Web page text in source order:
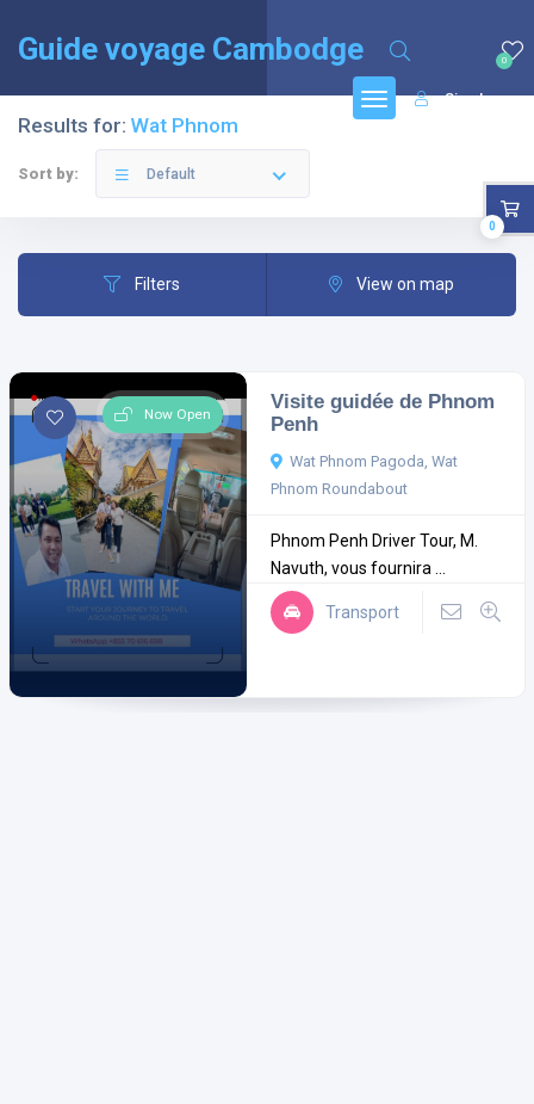
Guide voyage Cambodge 0
Sign In
Results for: Wat Phnom
Sort by: Default
Filters View on map
Now Open
Visite guidée de Phnom
Penh
Wat Phnom Pagoda, Wat
Phnom Roundabout
Phnom Penh Driver Tour, M.
Navuth, vous fournira ...
Transport
0